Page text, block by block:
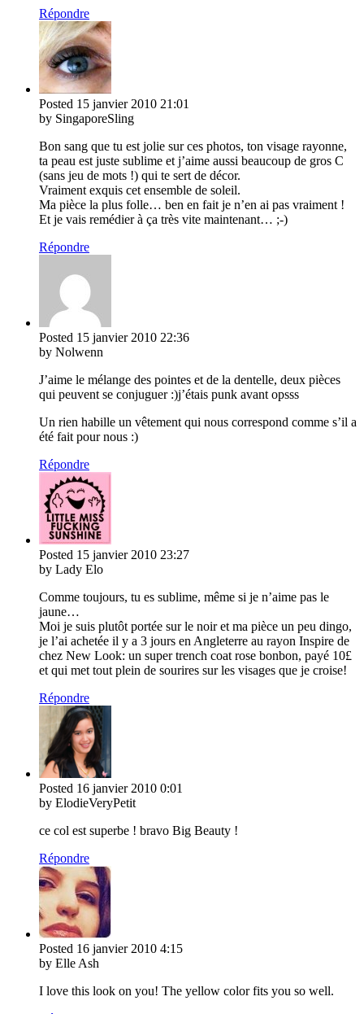
Répondre
Posted 15 janvier 2010 21:01
by SingaporeSling
Bon sang que tu est jolie sur ces photos, ton visage rayonne,
ta peau est juste sublime et j’aime aussi beaucoup de gros C
(sans jeu de mots !) qui te sert de décor.
Vraiment exquis cet ensemble de soleil.
Ma pièce la plus folle… ben en fait je n’en ai pas vraiment !
Et je vais remédier à ça très vite maintenant… ;-)
Répondre
Posted 15 janvier 2010 22:36
by Nolwenn
J’aime le mélange des pointes et de la dentelle, deux pièces
qui peuvent se conjuguer :)j’étais punk avant opsss
Un rien habille un vêtement qui nous correspond comme s’il a
été fait pour nous :)
Répondre
Posted 15 janvier 2010 23:27
by Lady Elo
Comme toujours, tu es sublime, même si je n’aime pas le
jaune…
Moi je suis plutôt portée sur le noir et ma pièce un peu dingo,
je l’ai achetée il y a 3 jours en Angleterre au rayon Inspire de
chez New Look: un super trench coat rose bonbon, payé 10£
et qui met tout plein de sourires sur les visages que je croise!
Répondre
Posted 16 janvier 2010 0:01
by ElodieVeryPetit
ce col est superbe ! bravo Big Beauty !
Répondre
Posted 16 janvier 2010 4:15
by Elle Ash
I love this look on you! The yellow color fits you so well.